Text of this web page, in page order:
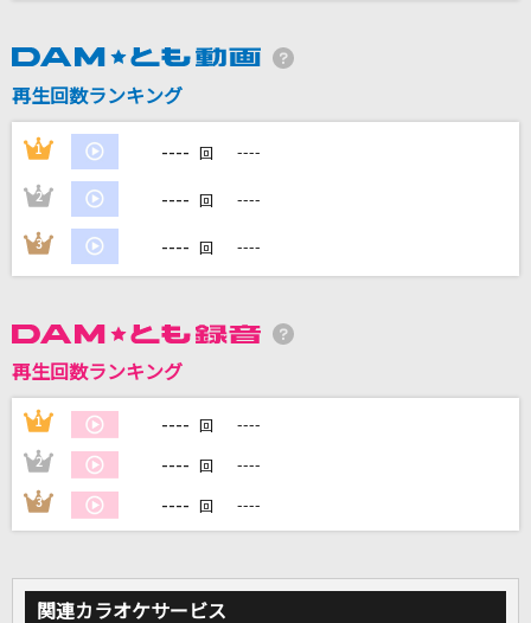
EBiDAN (恵比寿学園男子部)
カラオケ最新情報をチェック！
再生回数ランキング
1 ---- 回 ----
2 ---- 回 ----
3 ---- 回 ----
再生回数ランキング
1 ---- 回 ----
2 ---- 回 ----
3 ---- 回 ----
関連カラオケサービス